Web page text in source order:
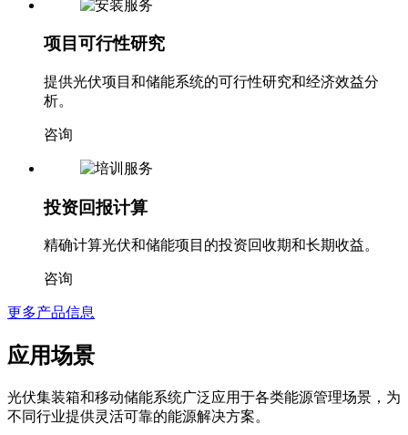
项目可行性研究
提供光伏项目和储能系统的可行性研究和经济效益分
析。
咨询
投资回报计算
精确计算光伏和储能项目的投资回收期和长期收益。
咨询
更多产品信息
不同行业提供灵活可靠的能源解决方案。